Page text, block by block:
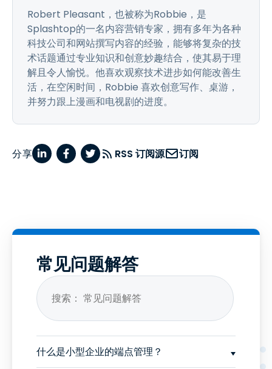
Robert Pleasant，也被称为Robbie，是
Splashtop的一名内容营销专家，拥有多年为各种
科技公司和网站撰写内容的经验，能够将复杂的技
术话题通过专业知识和创意妙趣结合，使其易于理
解且令人愉悦。他喜欢观察技术进步如何能改善生
活，在空闲时间，Robbie 喜欢创意写作、桌游，
并努力跟上漫画和电视剧的进度。
分享 RSS 订阅源 订阅
常见问题解答
什么是小型企业的端点管理？